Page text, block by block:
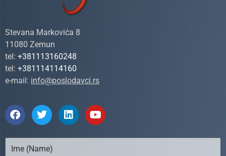
Stevana Markovića 8
11080 Zemun
tel: +381113160248
tel: +381114114160
e-mail: info@poslodavci.rs